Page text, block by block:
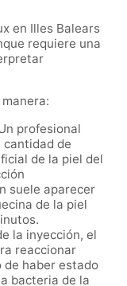
en Illes Balears
requiere una
profesional
de
de la piel del
suele aparecer
de la piel
la inyección, el
reaccionar
haber estado
bacteria de la